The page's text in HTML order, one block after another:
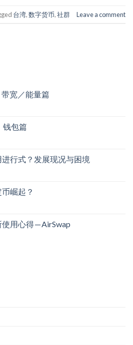
台湾,数字货币,社群 Leave a comment
宽／能量篇
钱包篇
行式？发展现况与困境
崛起？
用心得 — AirSwap